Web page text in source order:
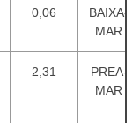
0,06
BAIXA-
MAR
2,31
PREA-
MAR